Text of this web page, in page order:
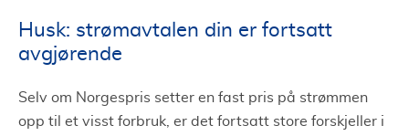
Husk: strømavtalen din er fortsatt
avgjørende
Selv om Norgespris setter en fast pris på strømmen
opp til et visst forbruk, er det fortsatt store forskjeller i